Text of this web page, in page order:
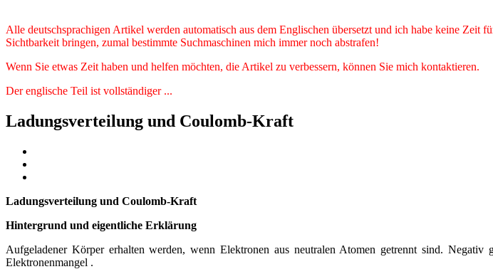
Alle deutschsprachigen Artikel werden automatisch aus dem Englischen übersetzt und ich habe keine
Sichtbarkeit bringen, zumal bestimmte Suchmaschinen mich immer noch abstrafen!
Wenn Sie etwas Zeit haben und helfen möchten, die Artikel zu verbessern, können Sie mich kontaktieren.
Der englische Teil ist vollständiger ...
Ladungsverteilung und Coulomb-Kraft
Ladungsverteilung und Coulomb-Kraft
Hintergrund und eigentliche Erklärung
Aufgeladener Körper erhalten werden, wenn Elektronen aus neutralen Atomen getrennt sind.
Elektronenmangel .